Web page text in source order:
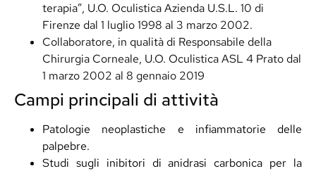
terapia”, U.O. Oculistica Azienda U.S.L. 10 di
Firenze dal 1 luglio 1998 al 3 marzo 2002.
Collaboratore, in qualità di Responsabile della
Chirurgia Corneale, U.O. Oculistica ASL 4 Prato dal
1 marzo 2002 al 8 gennaio 2019
Campi principali di attività
Patologie neoplastiche e infiammatorie delle
palpebre.
Studi sugli inibitori di anidrasi carbonica per la